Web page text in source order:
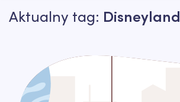
Aktualny tag: Disneyland